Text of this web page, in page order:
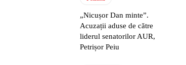
„Nicușor Dan minte”.
Acuzații aduse de către
liderul senatorilor AUR,
Petrișor Peiu